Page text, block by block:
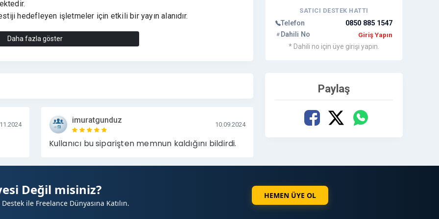
hedefleyen işletmeler için etkili bir yayın alanıdır.
sağlayan yayın ortamı
ticaret projeleri
Daha fazla göster
imuratgunduz 10.09.2024
Kullanıcı bu siparişten memnun kaldığını bildirdi.
SATICI DESTEK HATTI
Telefon
0850 885 1547
Dahili No
Giriş Yapın
* Dahili no için üye girişi yapın.
Paylaş
Değil misiniz?
ile Freelance Dünyasına Katılın.
HEMEN ÜYE OL